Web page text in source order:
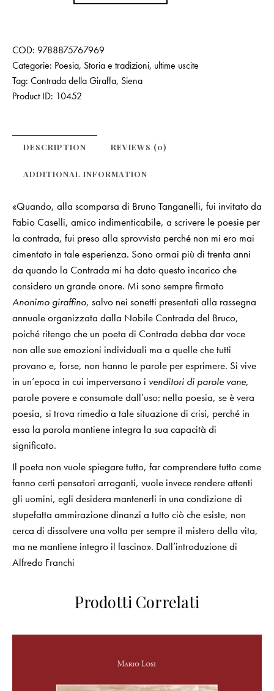
COD: 9788875767969
Categorie: Poesia, Storia e tradizioni, ultime uscite
Tag: Contrada della Giraffa, Siena
Product ID: 10452
DESCRIPTION REVIEWS (0)
ADDITIONAL INFORMATION
«Quando, alla scomparsa di Bruno Tanganelli, fui invitato da
Fabio Caselli, amico indimenticabile, a scrivere le poesie per
la contrada, fui preso alla sprovvista perché non mi ero mai
cimentato in tale esperienza. Sono ormai più di trenta anni
da quando la Contrada mi ha dato questo incarico che
considero un grande onore. Mi sono sempre firmato
Anonimo giraffino, salvo nei sonetti presentati alla rassegna
annuale organizzata dalla Nobile Contrada del Bruco,
poiché ritengo che un poeta di Contrada debba dar voce
non alle sue emozioni individuali ma a quelle che tutti
provano e, forse, non hanno le parole per esprimere. Si vive
in un’epoca in cui imperversano i venditori di parole vane,
parole povere e consumate dall’uso: nella poesia, se è vera
poesia, si trova rimedio a tale situazione di crisi, perché in
essa la parola mantiene integra la sua capacità di
significato.
Il poeta non vuole spiegare tutto, far comprendere tutto come
fanno certi pensatori arroganti, vuole invece rendere attenti
gli uomini, egli desidera mantenerli in una condizione di
stupefatta ammirazione dinanzi a tutto ciò che esiste, non
cerca di dissolvere una volta per sempre il mistero della vita,
ma ne mantiene integro il fascino». Dall’introduzione di
Alfredo Franchi
Prodotti Correlati